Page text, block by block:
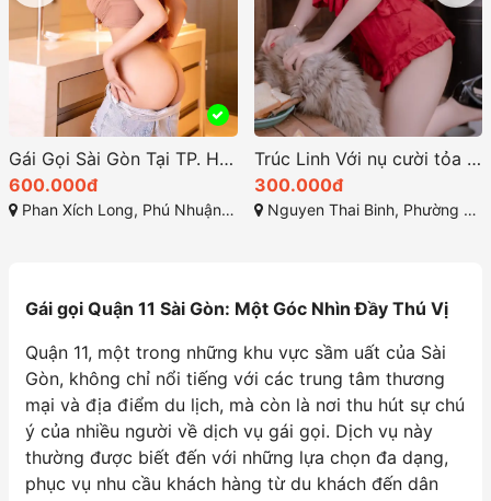
Gái Gọi Sài Gòn Tại TP. HCM Trải Nghiệm Xu Hướng Mới 2.5
600.000đ
Phan Xích Long, Phú Nhuận, Thành phố Hồ Chí Minh
Trúc Linh Với nụ cười tỏa nắng cùng gương mặt xinh xắn
300.000đ
Nguyen Thai Binh, Phường 12, Tân Bình, Thành phố Hồ Chí Minh
Gái gọi Quận 11 Sài Gòn: Một Góc Nhìn Đầy Thú Vị
Quận 11, một trong những khu vực sầm uất của Sài
Gòn, không chỉ nổi tiếng với các trung tâm thương
mại và địa điểm du lịch, mà còn là nơi thu hút sự chú
ý của nhiều người về dịch vụ gái gọi. Dịch vụ này
thường được biết đến với những lựa chọn đa dạng,
phục vụ nhu cầu khách hàng từ du khách đến dân